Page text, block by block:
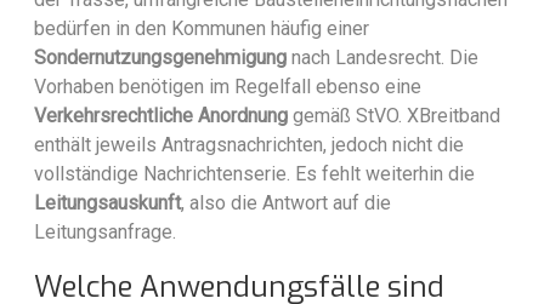
bedürfen in den Kommunen häufig einer
Sondernutzungsgenehmigung nach Landesrecht. Die
Vorhaben benötigen im Regelfall ebenso eine
Verkehrsrechtliche Anordnung gemäß StVO. XBreitband
enthält jeweils Antragsnachrichten, jedoch nicht die
vollständige Nachrichtenserie. Es fehlt weiterhin die
Leitungsauskunft, also die Antwort auf die
Leitungsanfrage.
Welche Anwendungsfälle sind